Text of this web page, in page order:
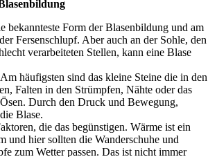
bekannteste Form der Blasenbildung und am
Fersenschlupf. Aber auch an der Sohle, den
verarbeiteten Stellen, kann eine Blase
häufigsten sind das kleine Steine die in den
Falten in den Strümpfen, Nähte oder das
Durch den Druck und Bewegung,
Blase.
die das begünstigen. Wärme ist ein
und hier sollten die Wanderschuhe und
zum Wetter passen. Das ist nicht immer